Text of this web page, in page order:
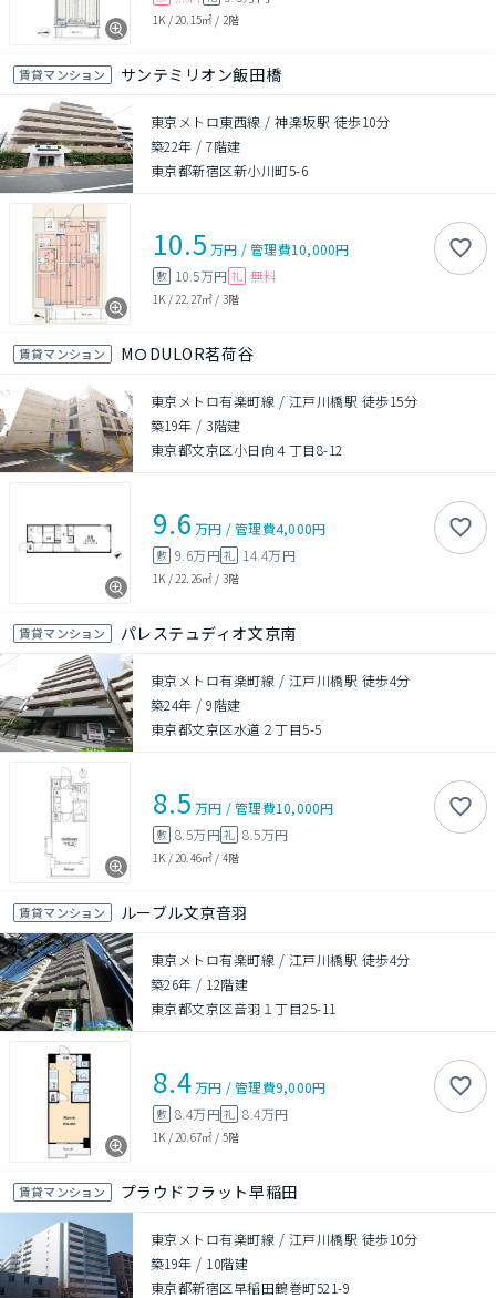
1K / 20.15㎡ / 2階
賃貸マンション サンテミリオン飯田橋
東京メトロ東西線 / 神楽坂駅 徒歩10分
築22年 /7階建
東京都新宿区新小川町5-6
10.5 万円 /管理費10,000円
敷 10.5万円 礼 無料
1K / 22.27㎡ / 3階
賃貸マンション MＯDULOR茗荷谷
東京メトロ有楽町線 / 江戸川橋駅 徒歩15分
築19年 / 3階建
東京都文京区小日向４丁目8-12
9.6 万円 /管理費4,000円
敷 9.6万円礼 14.4万円
1K / 22.26㎡ / 3階
賃貸マンション パレステュディオ文京南
東京メトロ有楽町線 / 江戸川橋駅 徒歩4分
築24年 /9階建
東京都文京区水道２丁目5-5
8.5 万円 /管理費10,000円
敷 8.5万円礼 8.5万円
1K / 20.46㎡ / 4階
賃貸マンション ルーブル文京音羽
東京メトロ有楽町線 / 江戸川橋駅 徒歩4分
築26年 / 12階建
東京都文京区音羽１丁目25-11
8.4万円 /管理費9,000円
敷 8.4万円礼 8.4万円
1K / 20.67㎡ / 5階
賃貸マンション プラウドフラット早稲田
東京メトロ有楽町線 / 江戸川橋駅 徒歩10分
築19年 / 10階建
東京都新宿区早稲田鶴巻町521-9